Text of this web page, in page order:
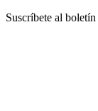
Suscríbete al boletín